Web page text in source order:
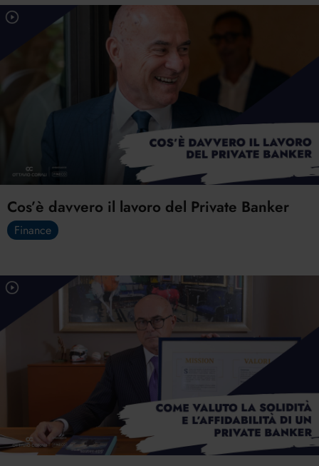
Cos’è davvero il lavoro del Private Banker
Finance